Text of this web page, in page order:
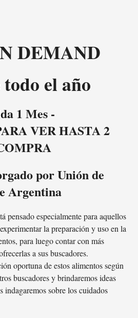
DEMAND
el año
1 Mes -
VER HASTA 2
por Unión de
Argentina
pensado especialmente para aquellos
la preparación y uso en la
para luego contar con más
a sus buscadores.
oportuna de estos alimentos según
buscadores y brindaremos ideas
sobre los cuidados